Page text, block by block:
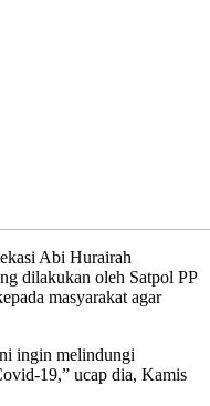
Abi Hurairah
dilakukan oleh Satpol PP
masyarakat agar
ingin melindungi
19,” ucap dia, Kamis